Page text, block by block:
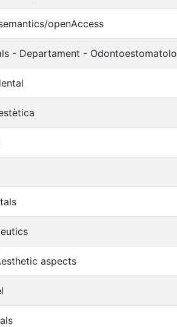
openAccess
- Departament -
aspects